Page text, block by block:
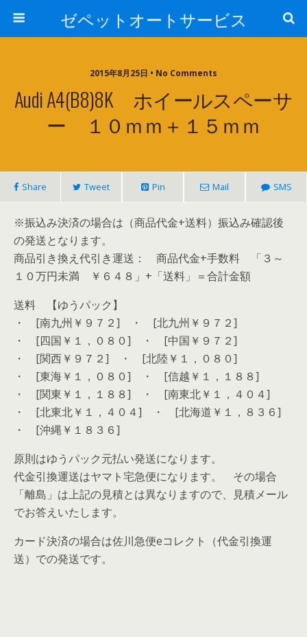
ゼペットオートサービス
2015年8月25日 • No Comments
Audi A4(B8)8K ホイールスペーサ
ー １０ｍｍ＋１５ｍｍ
Share Tweet Pin Mail SMS
※振込み決済の場合は（商品代金+送料）振込み確認後
の発送となります。
商品引き換え代引き運送： 商品代金+手数料 「３～
１０万円未満 ￥６４８」+「送料」＝合計金額
送料 【ゆうパック】
・ [南九州￥９７２] ・ [北九州￥９７２]
・ [四国￥１，０８０] ・ [中国￥９７２]
・ [関西￥９７２] ・ [北陸￥１，０８０]
・ [東海￥１，０８０] ・ [信越￥１，１８８]
・ [関東￥１，１８８] ・ [南東北￥１，４０４]
・ [北東北￥１，４０４] ・ [北海道￥１，８３６]
・ [沖縄￥１８３６]
原則はゆうパック元払い発送になります。
代金引換運送はヤマト宅急便になります。 その場合
「離島」は上記の見積とは異なりますので、見積メール
でお答えいたします。
カード決済の場合は佐川急便eコレクト（代金引換運
送）での発送です。